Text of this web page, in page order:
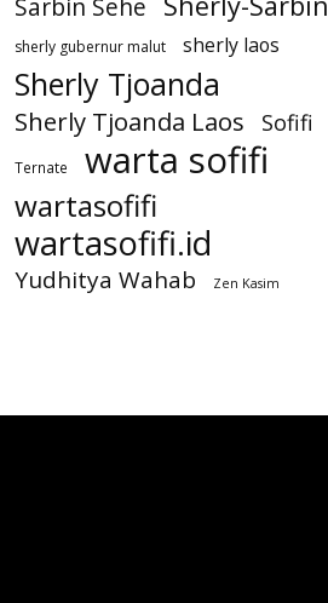
Sarbin Sehe
sherly gubernur malut sherly laos
Sherly Tjoanda
Sherly Tjoanda Laos Sofifi
Ternate warta sofifi
wartasofifi
wartasofifi.id
Yudhitya Wahab Zen Kasim